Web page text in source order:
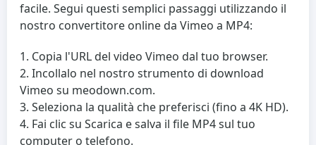
facile. Segui questi semplici passaggi utilizzando il
nostro convertitore online da Vimeo a MP4:
Copia l'URL del video Vimeo dal tuo browser.
Incollalo nel nostro strumento di download
Vimeo su meodown.com.
Seleziona la qualità che preferisci (fino a 4K HD).
Fai clic su Scarica e salva il file MP4 sul tuo
computer o telefono.